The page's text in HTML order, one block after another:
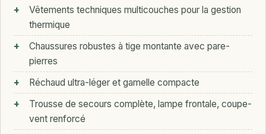
Vêtements techniques multicouches pour la gestion
thermique
Chaussures robustes à tige montante avec pare-
pierres
Réchaud ultra-léger et gamelle compacte
Trousse de secours complète, lampe frontale, coupe-
vent renforcé